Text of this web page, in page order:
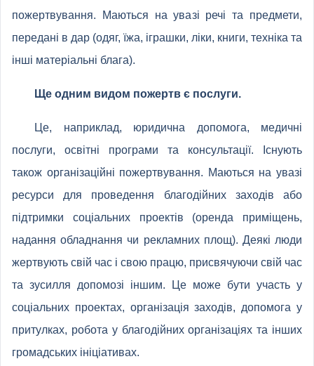
пожертвування. Маються на увазі речі та предмети,
передані в дар (одяг, їжа, іграшки, ліки, книги, техніка та
інші матеріальні блага).
Ще одним видом пожертв є послуги.
Це, наприклад, юридична допомога, медичні
послуги, освітні програми та консультації. Існують
також організаційні пожертвування. Маються на увазі
ресурси для проведення благодійних заходів або
підтримки соціальних проектів (оренда приміщень,
надання обладнання чи рекламних площ). Деякі люди
жертвують свій час і свою працю, присвячуючи свій час
та зусилля допомозі іншим. Це може бути участь у
соціальних проектах, організація заходів, допомога у
притулках, робота у благодійних організаціях та інших
громадських ініціативах.